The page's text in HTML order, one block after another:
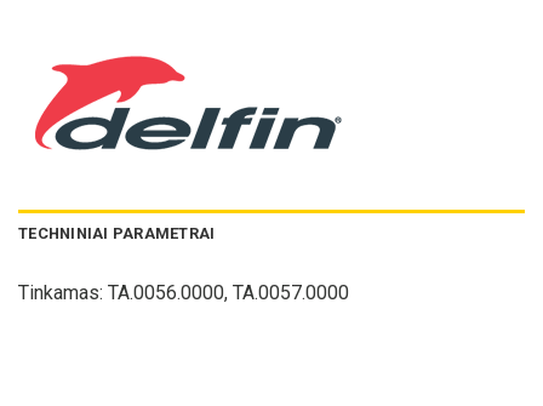
TECHNINIAI PARAMETRAI
Tinkamas: TA.0056.0000, TA.0057.0000